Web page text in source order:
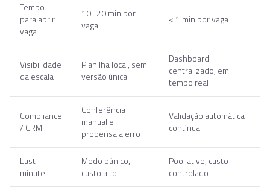
Tempo
para abrir
vaga
10–20 min por
vaga
< 1 min por vaga
Visibilidade
da escala
Planilha local, sem
versão única
Dashboard
centralizado, em
tempo real
Compliance
/ CRM
Conferência
manual e
propensa a erro
Validação automática
contínua
Last-
minute
Modo pânico,
custo alto
Pool ativo, custo
controlado